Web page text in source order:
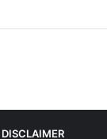
DISCLAIMER